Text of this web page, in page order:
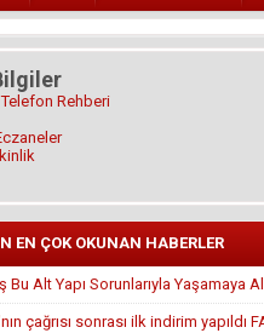
Rehberi
EN ÇOK OKUNAN HABERLER
Bu Alt Yapı Sorunlarıyla Yaşamaya
çağrısı sonrası ilk indirim yapıldı